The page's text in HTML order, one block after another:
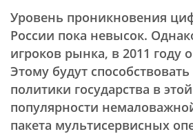
Уровень проникновения
России пока невысок.
игроков рынка, в 2011 году
Этому будут
политики государства в
популярности
пакета мультисервисных